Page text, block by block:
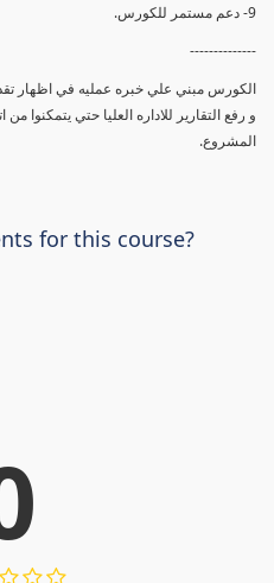
9- دعم مستمر للكورس.
--------------
الكورس مبني علي خبره عمليه في اظهار
و رفع التقارير للاداره العليا حتي يتمكنوا
المشروع.
for this course?